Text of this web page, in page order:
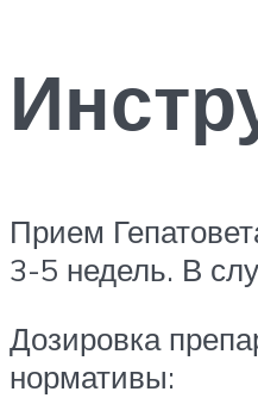
Прием
3-5 недель. В
Дозировка
нормативы: